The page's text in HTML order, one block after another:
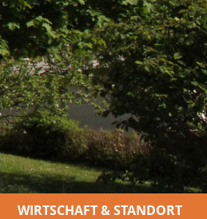
WIRTSCHAFT & STANDORT